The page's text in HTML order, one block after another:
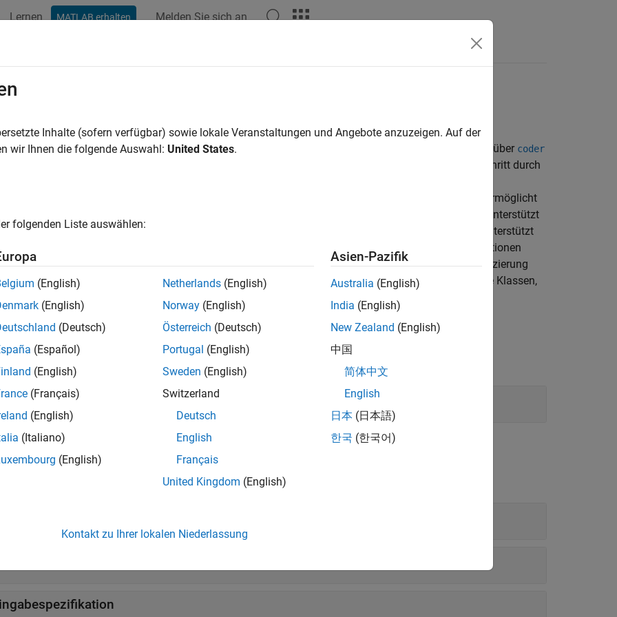
Lernen MATLAB erhalten Melden Sie sich an
von Code
von Code und Erstellen eigenständiger Bibliotheken und ausführbarer Dateien
Codegenerierung ist die Kernfunktion vonMATLAB . Sie können Code über die App, die Sie über coder
generieren. Die App führt Sie Schritt für Schritt durch
für die Einstellungen und Optionen der Codegenerierung. Der Workflow über die Befehlszeile ermöglicht
wiederholbare und effiziente Initiierung der Codegenerierung. Der Codegenerierungs-Workflow unterstützt
verschiedene Datentypen einschließlich Daten variabler Größe und globale Daten. Der Workflow unterstützt
Funktionen mit mehreren Einstiegspunkten (Top Level), die Generierung von Multisignature-MEX-Funktionen
MEX) und die Anpassung grundlegender Eigenschaften wie dem Array-Layout und der Array-Indizierung
Codes. Zudem können Sie Code generieren, der wichtige Merkmale der C++ Sprache nutzt, wie Klassen,
und Funktionsüberladung.
Coder
Inhalte (sofern verfügbar) sowie lokale Veranstaltungen und Angebote anzuzeigen. Auf der
wir Ihnen die folgende Auswahl: United States.
folgenden Liste auswählen:
(English)
(English)
(Deutsch)
(Español)
(English)
(Français)
(English)
(Italiano)
(English)
Netherlands (English)
Norway (English)
Österreich (Deutsch)
Portugal (English)
Sweden (English)
Switzerland
Deutsch
English
Français
United Kingdom (English)
Asien-Pazifik
Australia (English)
India (English)
New Zealand (English)
中国
简体中文
English
日本 (日本語)
한국 (한국어)
Kontakt zu Ihrer lokalen Niederlassung